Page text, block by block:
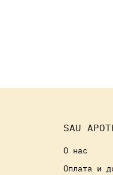
SAU
О нас
Оплата и